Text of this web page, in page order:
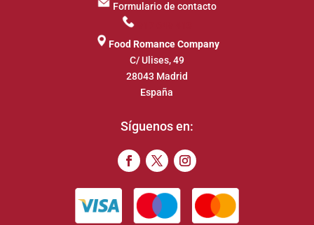
Formulario de contacto
Food Romance Company
C/ Ulises, 49
28043 Madrid
España
Síguenos en: